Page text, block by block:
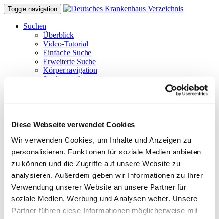
Diese Webseite verwendet Cookies
Wir verwenden Cookies, um Inhalte und Anzeigen zu
personalisieren, Funktionen für soziale Medien anbieten
zu können und die Zugriffe auf unsere Website zu
analysieren. Außerdem geben wir Informationen zu Ihrer
Verwendung unserer Website an unsere Partner für
soziale Medien, Werbung und Analysen weiter. Unsere
Partner führen diese Informationen möglicherweise mit
Toggle navigation
Suchen
Überblick
Video-Tutorial
Einfache Suche
Erweiterte Suche
Körpernavigation
Struktursuche
Aspekte der Barrierefreiheit
Tipps & Hilfe
Tipps und Tricks
FAQ
Glossar benutzter Begriffe
Krankenhäuser gezielt finden
Suchergebnisse filtern
Merken und Vergleichen
Barrierefreie Suche
Hinweise für Einweiser
Tipps zur Stellenbörse